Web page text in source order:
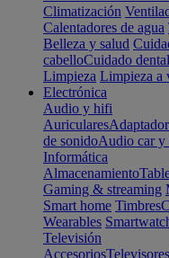
Climatización
Calentadores de agua
Belleza y salud
cabelloCuidado dental
Limpieza Limpieza a
Electrónica
Audio y hifi
Auriculares
de sonidoAudio car y
Informática
Almacenamiento
Gaming & streaming
Smart home Timbres
Wearables
Televisión
AccesoriosTelevisores